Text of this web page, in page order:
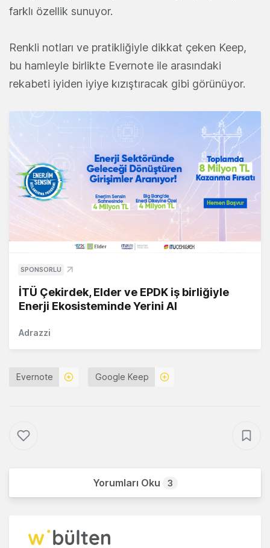
farklı özellik sunuyor.
Renkli notları ve pratikliğiyle dikkat çeken Keep,
bu hamleyle birlikte Evernote ile arasındaki
rekabeti iyiden iyiye kızıştıracak gibi görünüyor.
SPONSORLU
İTÜ Çekirdek, Elder ve EPDK iş birliğiyle
Enerji Ekosisteminde Yerini Al
Adrazzi
Evernote Google Keep
Yorumları Oku 3